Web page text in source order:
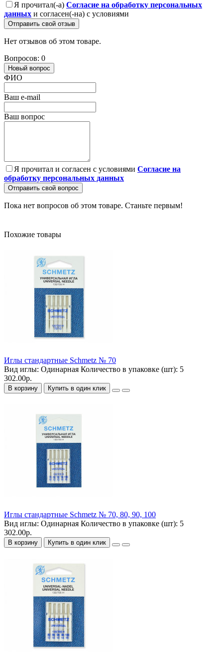
Я прочитал(-а) Согласие на обработку персональных
данных и согласен(-на) с условиями
Отправить свой отзыв
Нет отзывов об этом товаре.
Вопросов: 0
Новый вопрос
ФИО
Ваш e-mail
Ваш вопрос
Я прочитал и согласен с условиями Согласие на
обработку персональных данных
Отправить свой вопрос
Пока нет вопросов об этом товаре. Станьте первым!
Похожие товары
Иглы стандартные Schmetz № 70
Вид иглы: Одинарная Количество в упаковке (шт): 5
302.00р.
В корзину Купить в один клик
Иглы стандартные Schmetz № 70, 80, 90, 100
Вид иглы: Одинарная Количество в упаковке (шт): 5
302.00р.
В корзину Купить в один клик